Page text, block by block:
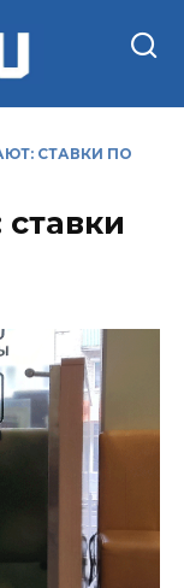
СТАВКИ ПО